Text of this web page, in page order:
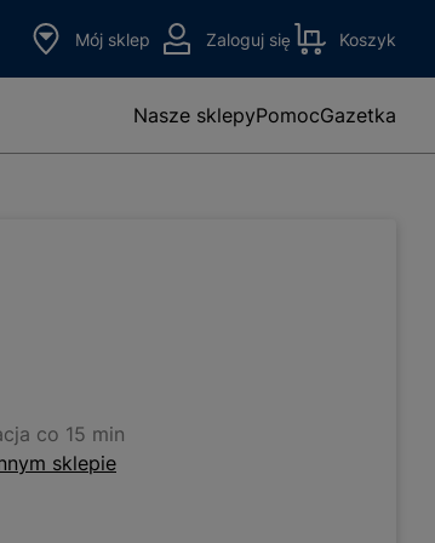
Mój sklep Zaloguj się Koszyk
Nasze sklepyPomocGazetka
co 15 min
sklepie